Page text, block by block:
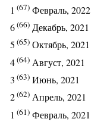
1 (67) Февраль, 2022
6(66) Декабрь, 2021
5 (65) Октябрь, 2021
4(64) Август, 2021
3 (63) Июнь, 2021
2(62) Апрель, 2021
1 (61) Февраль, 2021